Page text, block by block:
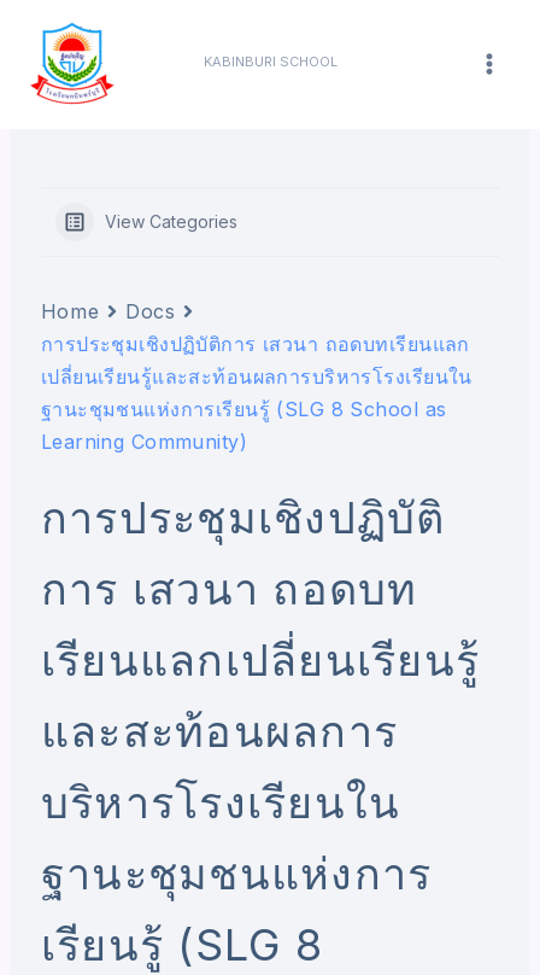
content
content
KABINBURI SCHOOL
View Categories
Home
Docs
การประชุมเชิงปฏิบัติการ เสวนา ถอดบทเรียนแลก
เปลี่ยนเรียนรู้และสะท้อนผลการบริหารโรงเรียนใน
ฐานะชุมชนแห่งการเรียนรู้ (SLG 8 School as
Learning Community)
การประชุมเชิงปฏิบัติ
การ เสวนา ถอดบท
เรียนแลกเปลี่ยนเรียนรู้
และสะท้อนผลการ
บริหารโรงเรียนใน
ฐานะชุมชนแห่งการ
เรียนรู้ (SLG 8